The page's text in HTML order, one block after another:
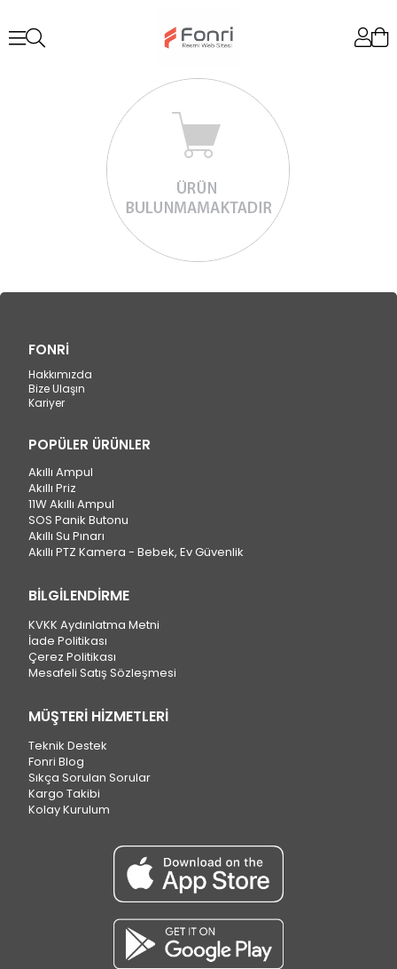
FONRİ
Hakkımızda
Bize Ulaşın
Kariyer
POPÜLER ÜRÜNLER
Akıllı Ampul
Akıllı Priz
11W Akıllı Ampul
SOS Panik Butonu
Akıllı Su Pınarı
Akıllı PTZ Kamera - Bebek, Ev Güvenlik
BİLGİLENDİRME
KVKK Aydınlatma Metni
İade Politikası
Çerez Politikası
Mesafeli Satış Sözleşmesi
MÜŞTERİ HİZMETLERİ
Teknik Destek
Fonri Blog
Sıkça Sorulan Sorular
Kargo Takibi
Kolay Kurulum